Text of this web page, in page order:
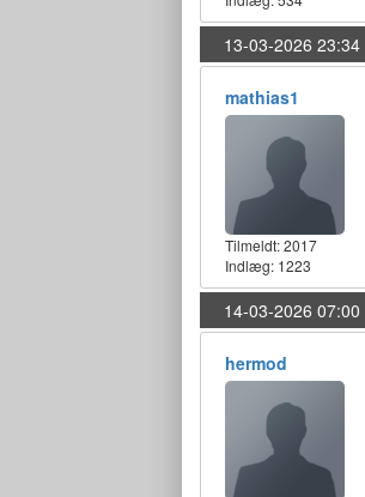
13-03-2026 23:34
mathias1
Tilmeldt:2017
Indlæg: 1223
14-03-2026 07:00
hermod